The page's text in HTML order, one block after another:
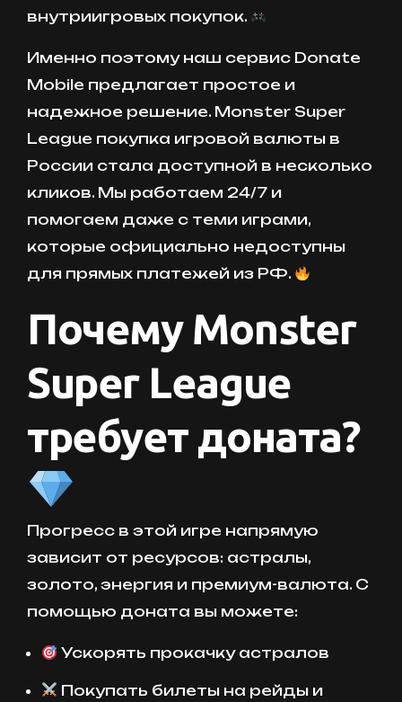
внутриигровых покупок.
Именно поэтому наш сервис Donate
Mobile предлагает простое и
надежное решение. Monster Super
League покупка игровой валюты в
России стала доступной в несколько
кликов. Мы работаем 24/7 и
помогаем даже с теми играми,
которые официально недоступны
для прямых платежей из РФ.
Почему Monster
Super League
требует доната?
Прогресс в этой игре напрямую
зависит от ресурсов: астралы,
золото, энергия и премиум-валюта. С
помощью доната вы можете:
Ускорять прокачку астралов
Покупать билеты на рейды и